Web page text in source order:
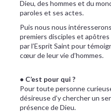
Dieu, des hommes et du
paroles et ses actes.
Puis nous nous
premiers disciples et
par l’Esprit Saint pour
cœur de leur vie d’hommes.
• C’est pour qui ?
Pour toute personne
désireuse d’y chercher un
présence de Dieu.